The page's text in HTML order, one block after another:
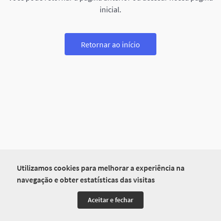
Utilizamos cookies para melhorar a experiência na
navegação e obter estatísticas das visitas
Aceitar e fechar
inicial.
Retornar ao início